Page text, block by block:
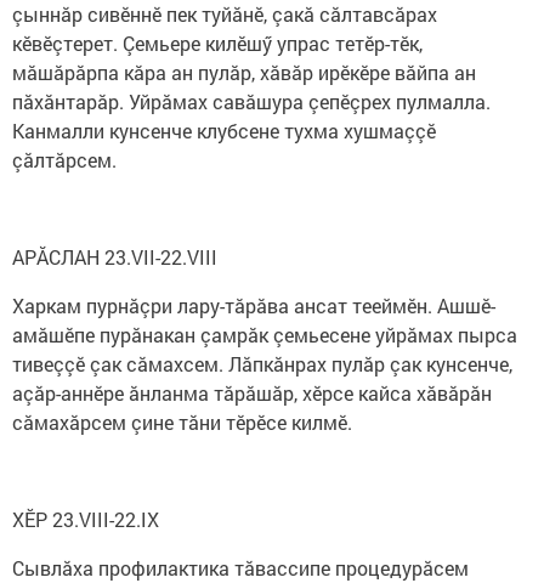
çыннăр сивӗннӗ пек туйăнӗ, çакă сăлтавсăрах
кӗвӗçтерет. Çемьере килӗшӳ упрас тетӗр-тӗк,
мăшăрăрпа кăра ан пулăр, хăвăр ирӗкӗре вăйпа ан
пăхăнтарăр. Уйрăмах савăшура çепӗçрех пулмалла.
Канмалли кунсенче клубсене тухма хушмаççӗ
çăлтăрсем.
АРĂСЛАН 23.VII-22.VIII
Харкам пурнăçри лару-тăрăва ансат тееймӗн. Ашшӗ-
амăшӗпе пурăнакан çамрăк çемьесене уйрăмах пырса
тивеççӗ çак сăмахсем. Лăпкăнрах пулăр çак кунсенче,
аçăр-аннӗре ăнланма тăрăшăр, хӗрсе кайса хăвăрăн
сăмахăрсем çине тăни тӗрӗсе килмӗ.
ХӖР 23.VIII-22.IX
Сывлăха профилактика тăвассипе процедурăсем